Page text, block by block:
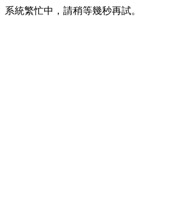
系統繁忙中，請稍等幾秒再試。